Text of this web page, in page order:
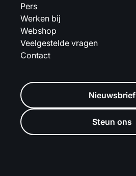
Pers
Werken bij
Webshop
Veelgestelde vragen
Contact
Nieuwsbrief
Steun ons